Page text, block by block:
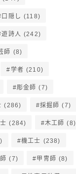
口隠し (118)
遊詩人 (242)
師 (8)
学者 (210)
彫金師 (7)
(286) 採掘師 (7)
(284) 木工師 (8)
機工士 (238)
(7) 甲冑師 (8)